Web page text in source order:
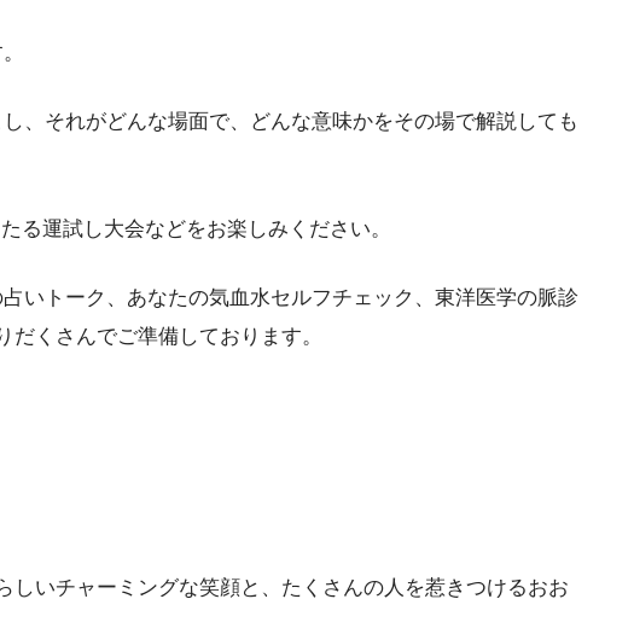
それがどんな場面で、どんな意味かをその場で解説しても
る運試し大会などをお楽しみください。
いトーク、あなたの気血水セルフチェック、東洋医学の脈診
くさんでご準備しております。
いチャーミングな笑顔と、たくさんの人を惹きつけるおお